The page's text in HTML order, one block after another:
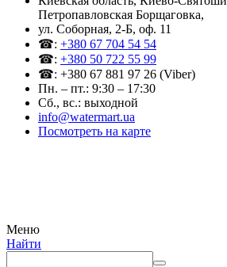
Петропавловская Борщаговка,
ул. Соборная, 2-Б, оф. 11
☎: +380 67 704 54 54
☎: +380 50 722 55 99
☎: +380 67 881 97 26 (Viber)
Пн. – пт.: 9:30 – 17:30
Сб., вс.: выходной
info@watermart.ua
Посмотреть на карте
Меню
Найти